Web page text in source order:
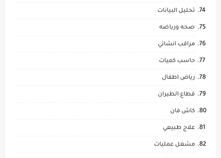
تحليل البيانات
صحه ورياضه
مراقب انشائي
حاسب كميات
رياض اطفال
قطاع الطيران
كاش فان
علاج طبيعي
مشغل عمليات